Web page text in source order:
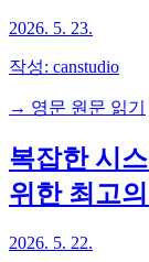
2026. 5. 23.
작성: canstudio
→ 영문 원문 읽기
복잡한 시
위한 최고
2026. 5. 22.